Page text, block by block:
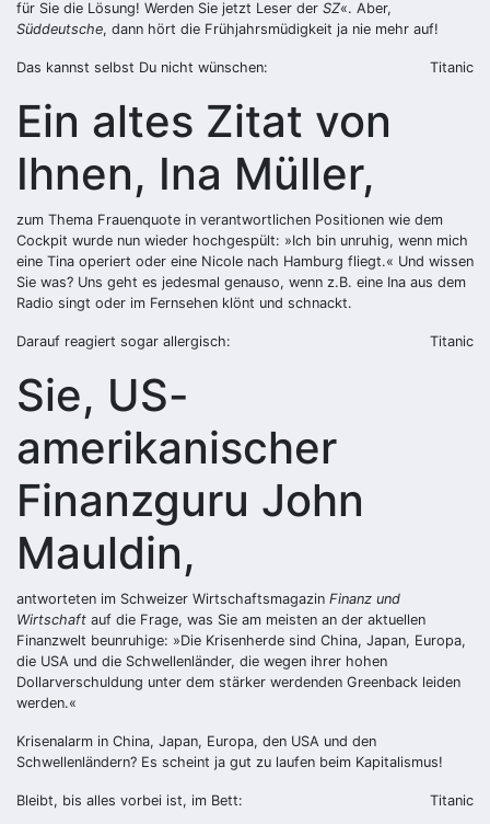
für Sie die Lösung! Werden Sie jetzt Leser der SZ«. Aber,
Süddeutsche, dann hört die Frühjahrsmüdigkeit ja nie mehr auf!
Das kannst selbst Du nicht wünschen: Titanic
Ein altes Zitat von
Ihnen, Ina Müller,
zum Thema Frauenquote in verantwortlichen Positionen wie dem
Cockpit wurde nun wieder hochgespült: »Ich bin unruhig, wenn mich
eine Tina operiert oder eine Nicole nach Hamburg fliegt.« Und wissen
Sie was? Uns geht es jedesmal genauso, wenn z.B. eine Ina aus dem
Radio singt oder im Fernsehen klönt und schnackt.
Darauf reagiert sogar allergisch: Titanic
Sie, US-
amerikanischer
Finanzguru John
Mauldin,
antworteten im Schweizer Wirtschaftsmagazin Finanz und
Wirtschaft auf die Frage, was Sie am meisten an der aktuellen
Finanzwelt beunruhige: »Die Krisenherde sind China, Japan, Europa,
die USA und die Schwellenländer, die wegen ihrer hohen
Dollarverschuldung unter dem stärker werdenden Greenback leiden
werden.«
Krisenalarm in China, Japan, Europa, den USA und den
Schwellenländern? Es scheint ja gut zu laufen beim Kapitalismus!
Bleibt, bis alles vorbei ist, im Bett: Titanic